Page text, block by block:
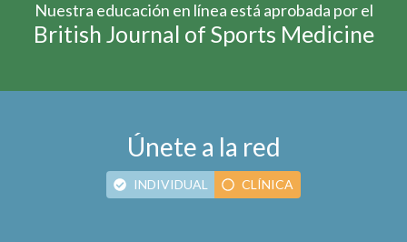
Nuestra educación en línea está aprobada por el
British Journal of Sports Medicine
Únete a la red
INDIVIDUAL CLÍNICA